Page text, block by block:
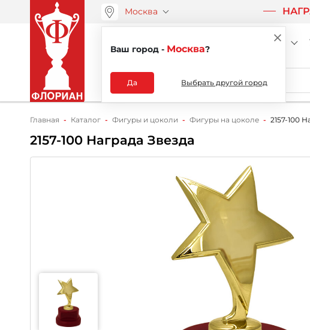
Москва
Ваш город - Москва?
Да Выбрать другой город
+7 (495) 730-51-48 О компании
Каталог
Главная Каталог Фигуры и цоколи Фигуры на цоколе 2157-100
2157-100 Награда Звезда